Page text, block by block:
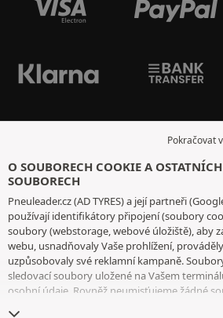
Pokračovat
O SOUBORECH COOKIE A
SOUBORECH
Pneuleader.cz (AD TYRES) a její partneři
používají identifikátory připojení (soubory
soubory (webstorage, webové úložiště), aby
webu, usnadňovaly Vaše prohlížení,
uzpůsobovaly své reklamní kampaně.
sledovací soubory uložené na Vašem
osobní údaje. Rovněž neumisťujeme žádné